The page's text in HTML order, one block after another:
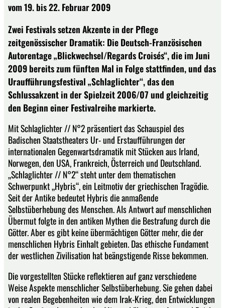
vom 19. bis 22. Februar 2009
Zwei Festivals setzen Akzente in der Pflege
zeitgenössischer Dramatik: Die Deutsch-Französischen
Autorentage „Blickwechsel/Regards Croisés“, die im Juni
2009 bereits zum fünften Mal in Folge stattfinden, und das
Uraufführungsfestival „Schlaglichter“, das den
Schlussakzent in der Spielzeit 2006/07 und gleichzeitig
den Beginn einer Festivalreihe markierte.
Mit Schlaglichter // N°2 präsentiert das Schauspiel des
Badischen Staatstheaters Ur- und Erstaufführungen der
internationalen Gegenwartsdramatik mit Stücken aus Irland,
Norwegen, den USA, Frankreich, Österreich und Deutschland.
„Schlaglichter // N°2“ steht unter dem thematischen
Schwerpunkt „Hybris“, ein Leitmotiv der griechischen Tragödie.
Seit der Antike bedeutet Hybris die anmaßende
Selbstüberhebung des Menschen. Als Antwort auf menschlichen
Übermut folgte in den antiken Mythen die Bestrafung durch die
Götter. Aber es gibt keine übermächtigen Götter mehr, die der
menschlichen Hybris Einhalt gebieten. Das ethische Fundament
der westlichen Zivilisation hat beängstigende Risse bekommen.
Die vorgestellten Stücke reflektieren auf ganz verschiedene
Weise Aspekte menschlicher Selbstüberhebung. Sie gehen dabei
von realen Begebenheiten wie dem Irak-Krieg, den Entwicklungen